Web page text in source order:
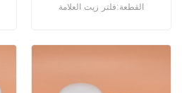
القطعة:فلتر زيت العلامة